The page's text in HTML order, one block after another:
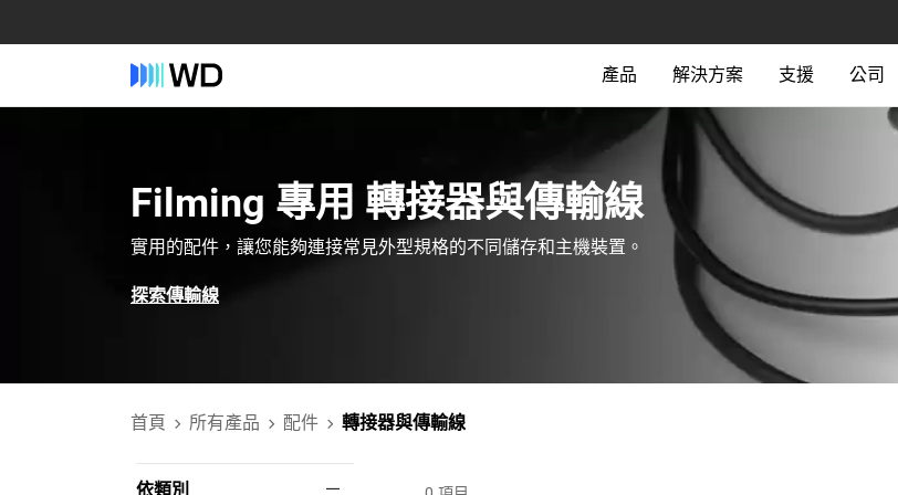
產品 解決方案 支援 公司
Filming‎ 專用‎ 轉接器與傳輸線‎
實用的配件，讓您能夠連接常見外型規格的不同儲存和主機裝置。
探索傳輸線
首頁 所有產品 配件 轉接器與傳輸線
依類別